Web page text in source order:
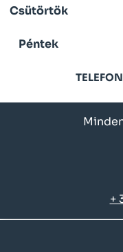
Csütörtök
Péntek
+